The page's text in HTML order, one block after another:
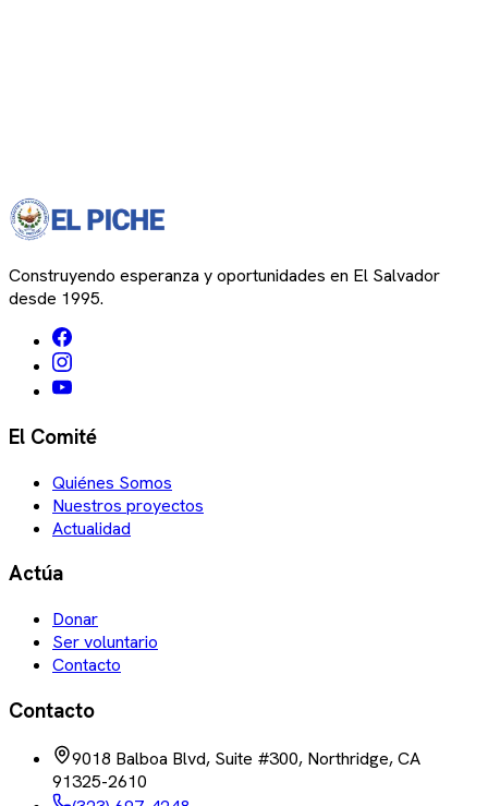
Construyendo esperanza y oportunidades en El Salvador
desde 1995.
El Comité
Quiénes Somos
Nuestros proyectos
Actualidad
Actúa
Donar
Ser voluntario
Contacto
Contacto
9018 Balboa Blvd, Suite #300, Northridge, CA
91325-2610